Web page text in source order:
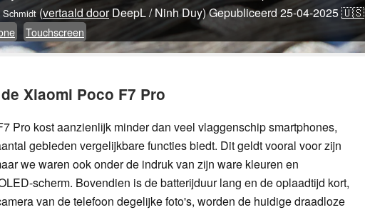
(vertaald doorDeepL / Ninh Duy)Gepubliceerd 25-04-2025🇺🇸
Touchscreen
Xiaomi Poco F7 Pro
Pro kost aanzienlijk minder dan veel vlaggenschip smartphones,
gebieden vergelijkbare functies biedt. Dit geldt vooral voor zijn
we waren ook onder de indruk van zijn ware kleuren en
scherm. Bovendien is de batterijduur lang en de oplaadtijd kort,
van de telefoon degelijke foto's, worden de huidige draadloze